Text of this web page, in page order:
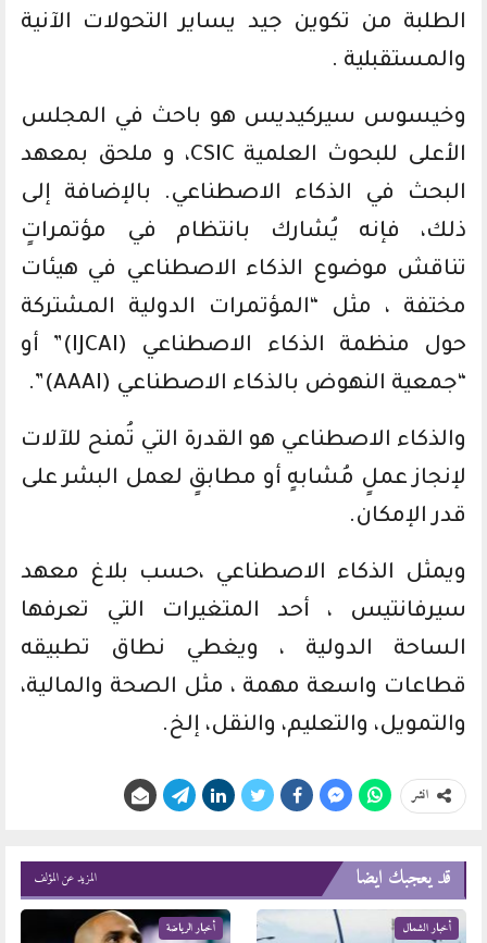
الطلبة من تكوين جيد يساير التحولات الآنية
والمستقبلية .
وخيسوس سيركيديس هو باحث في المجلس
الأعلى للبحوث العلمية CSIC، و ملحق بمعهد
البحث في الذكاء الاصطناعي. بالإضافة إلى
ذلك، فإنه يُشارك بانتظام في مؤتمراتٍ
تناقش موضوع الذكاء الاصطناعي في هيئات
مختفة ، مثل “المؤتمرات الدولية المشتركة
حول منظمة الذكاء الاصطناعي (IJCAI)” أو
“جمعية النهوض بالذكاء الاصطناعي (AAAI)”.
والذكاء الاصطناعي هو القدرة التي تُمنح للآلات
لإنجاز عملٍ مُشابهٍ أو مطابقٍ لعمل البشر على
قدر الإمكان.
ويمثل الذكاء الاصطناعي ،حسب بلاغ معهد
سيرفانتيس ، أحد المتغيرات التي تعرفها
الساحة الدولية ، ويغطي نطاق تطبيقه
قطاعات واسعة مهمة ، مثل الصحة والمالية،
والتمويل، والتعليم، والنقل، إلخ.
انشر
قد يعجبك ايضا المزيد عن المؤلف
أخبار الشمال أخبار الرياضة